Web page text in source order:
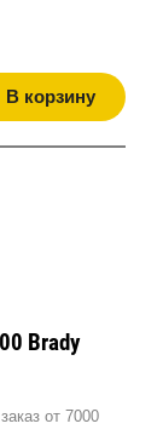
В корзину
Brady
от 7000